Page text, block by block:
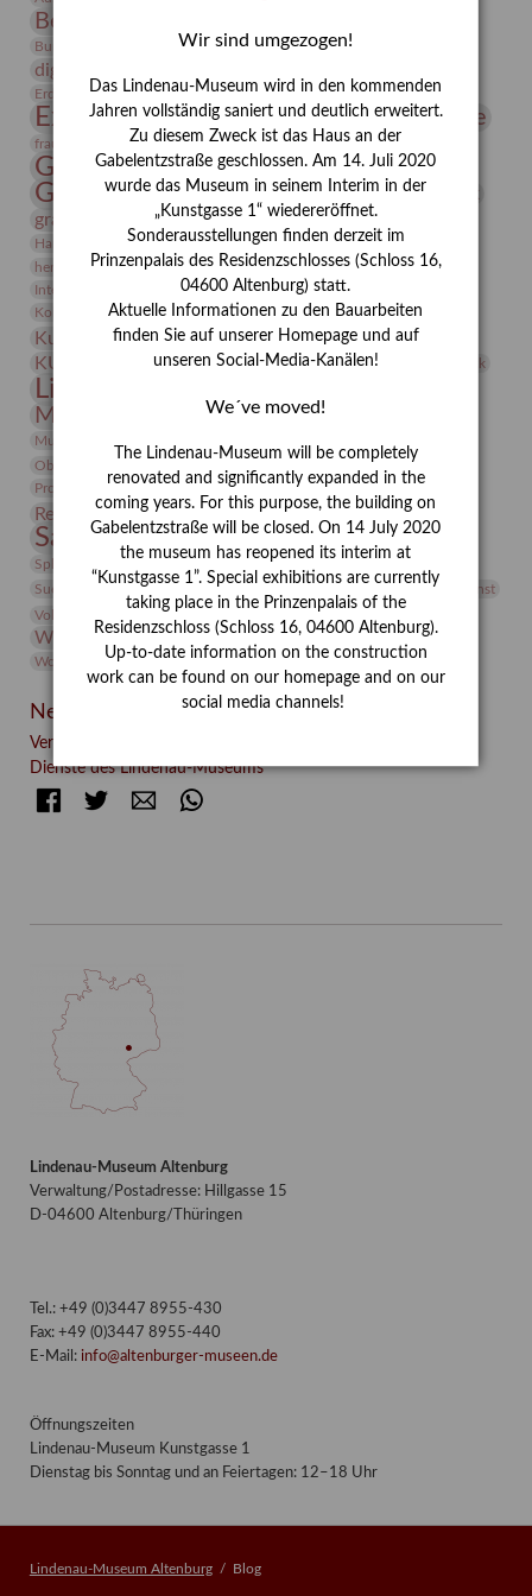
Bernhard August von Lindenau
Burg Posterstein Conrad Felixmüller Depot
digitallabor
Erdmann Julius Dietrich
Erlebnisportal estrusker Exlibris
Expressionismus Festrede Florenz Fotografie
frauen Frauen in der Antike und heute
Gerhard-Altenbourg-Preis
Gerhard Altenbourg
Gerhard Kurt Müller
grafische sammlung griechische Mythologie
Hanns-Conon von der Gabelentz Heinrich Kirchhoff Heldinnen
herman de vries Humboldt
Insekten
Integriertes Schädlingsmanagement
Italien Jahresempfang
Kolosseum
Kooperationsausstellung Korkmodelle Kunst
Kunstmuseum Kunstvermittlung Kunst von Kühl
KUNSTWAND Kurs Künstler Künstlerin Lehmbruck
Lindenau-Museum
Museumsgeschichte Museumsnacht
Museumspädagogik Natur
Objekt im Fokus
Phelloplastik
Pohlhof
Provenienz
Provenienzforschung
Restaurierung Rudi Lesser Ruth Wolf-Rehfeld
Sammlung Samstagszeichner Skulptur
Sonderausstellung
Sphinx
studio Studio Bildende Kunst
Suermondt-Ludwig-Museum
Vermittlung
Videokunst
Volontariat
Walter Rheiner Werefkin
Werkbetrachtung Winter Wissenschaft
Wolf and Dog
Wolf und Hund
Zirkuswoche
Neueste Beiträge
Verschenkt, verkauft, vergessen? – Kunstdetektivinnen im
Dienste des Lindenau-Museums
FacebookTwitter E-mail
Lindenau-Museum Altenburg
Verwaltung/Postadresse: Hillgasse 15
D-04600 Altenburg/Thüringen
Tel.: +49 (0)3447 8955-430
Fax: +49 (0)3447 8955-440
E-Mail: info@altenburger-museen.de
Öffnungszeiten
Lindenau-Museum Kunstgasse 1
Dienstag bis Sonntag und an Feiertagen: 12–18 Uhr
Lindenau-Museum Altenburg Blog
Wir sind umgezogen!
Das Lindenau-Museum wird in den kommenden
Jahren vollständig saniert und deutlich erweitert.
Zu diesem Zweck ist das Haus an der
Gabelentzstraße geschlossen. Am 14. Juli 2020
wurde das Museum in seinem Interim in der
„Kunstgasse 1“ wiedereröffnet.
Sonderausstellungen finden derzeit im
Prinzenpalais des Residenzschlosses (Schloss 16,
04600 Altenburg) statt.
Aktuelle Informationen zu den Bauarbeiten
finden Sie auf unserer Homepage und auf
unseren Social-Media-Kanälen!
We´ve moved!
The Lindenau-Museum will be completely
renovated and significantly expanded in the
coming years. For this purpose, the building on
Gabelentzstraße will be closed. On 14 July 2020
the museum has reopened its interim at
“Kunstgasse 1”. Special exhibitions are currently
taking place in the Prinzenpalais of the
Residenzschloss (Schloss 16, 04600 Altenburg).
Up-to-date information on the construction
work can be found on our homepage and on our
social media channels!